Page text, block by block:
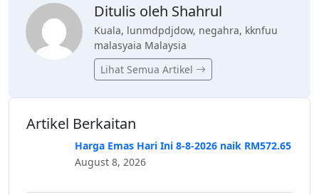
Ditulis oleh Shahrul
Kuala, lunmdpdjdow, negahra, kknfuu
malasyaia Malaysia
Lihat Semua Artikel
Artikel Berkaitan
Harga Emas Hari Ini 8-8-2026 naik RM572.65
August 8, 2026